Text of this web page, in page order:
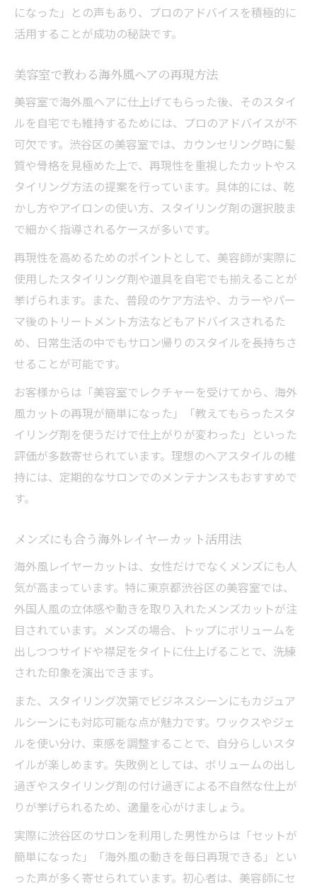
になった」との声もあり、プロのアドバイスを積極的に
活用することが成功の秘訣です。
美容室で教わる海外風ヘアの再現方法
美容室で海外風ヘアに仕上げてもらった後、そのスタイ
ルを自宅でも維持するためには、プロのアドバイスが不
可欠です。渋谷区の美容室では、カウンセリング時に髪
質や骨格を見極めた上で、再現性を重視したカットやス
タイリング方法の提案を行っています。具体的には、乾
かし方やアイロンの使い方、スタイリング剤の選択肢ま
で細かく指導されるケースが多いです。
再現性を高めるためのポイントとして、美容師が実際に
使用したスタイリング剤や道具を自宅でも揃えることが
挙げられます。また、普段のケア方法や、カラーやパー
マ後のトリートメント方法などもアドバイスされるた
め、日常生活の中でもサロン帰りのスタイルを長持ちさ
せることが可能です。
お客様からは「美容室でレクチャーを受けてから、海外
風カットの再現が簡単になった」「教えてもらったスタ
イリング剤を使うだけで仕上がりが変わった」といった
評価が多数寄せられています。理想のヘアスタイルの維
持には、定期的なサロンでのメンテナンスもおすすめで
す。
メンズにも合う海外レイヤーカット活用法
海外風レイヤーカットは、女性だけでなくメンズにも人
気が高まっています。特に東京都渋谷区の美容室では、
外国人風の立体感や動きを取り入れたメンズカットが注
目されています。メンズの場合、トップにボリュームを
出しつつサイドや襟足をタイトに仕上げることで、洗練
された印象を演出できます。
また、スタイリング次第でビジネスシーンにもカジュア
ルシーンにも対応可能な点が魅力です。ワックスやジェ
ルを使い分け、束感を調整することで、自分らしいスタ
イルが楽しめます。失敗例としては、ボリュームの出し
過ぎやスタイリング剤の付け過ぎによる不自然な仕上が
りが挙げられるため、適量を心がけましょう。
実際に渋谷区のサロンを利用した男性からは「セットが
簡単になった」「海外風の動きを毎日再現できる」とい
った声が多く寄せられています。初心者は、美容師にセ